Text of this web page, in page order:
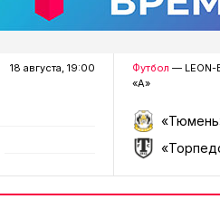
18 августа, 19:00 Футбол — LEON-
«А»